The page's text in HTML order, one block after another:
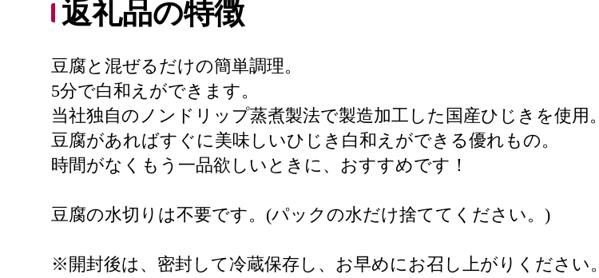
返礼品の特徴
豆腐と混ぜるだけの簡単調理。
5分で白和えができます。
当社独自のノンドリップ蒸煮製法で製造加工した国産ひじきを使用。
豆腐があればすぐに美味しいひじき白和えができる優れもの。
時間がなくもう一品欲しいときに、おすすめです！
豆腐の水切りは不要です。(パックの水だけ捨ててください。)
※開封後は、密封して冷蔵保存し、お早めにお召し上がりください。